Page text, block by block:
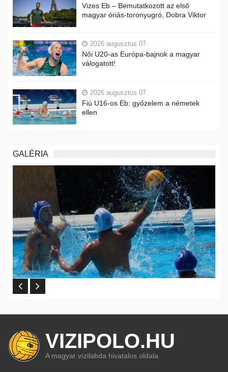
Vizes Eb – Bemutatkozott az első
magyar óriás-toronyugró, Dobra Viktor
2026 augusztus 07.
Női U20-as Európa-bajnok a magyar
válogatott!
2026 augusztus 07.
Fiú U16-os Eb: győzelem a németek
ellen
GALÉRIA
VIZIPOLO.HU
A magyar vízilabda hivatalos oldala